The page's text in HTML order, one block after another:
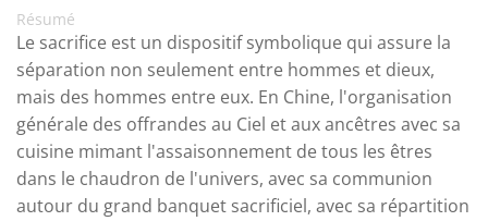
Résumé
Le sacrifice est un dispositif symbolique qui assure la
séparation non seulement entre hommes et dieux,
mais des hommes entre eux. En Chine, l'organisation
générale des offrandes au Ciel et aux ancêtres avec sa
cuisine mimant l'assaisonnement de tous les êtres
dans le chaudron de l'univers, avec sa communion
autour du grand banquet sacrificiel, avec sa répartition